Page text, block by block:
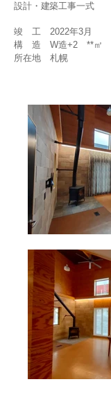
設計・建築工事一式
竣 工 2022年3月
構 造 W造+2 **㎡
所在地 札幌